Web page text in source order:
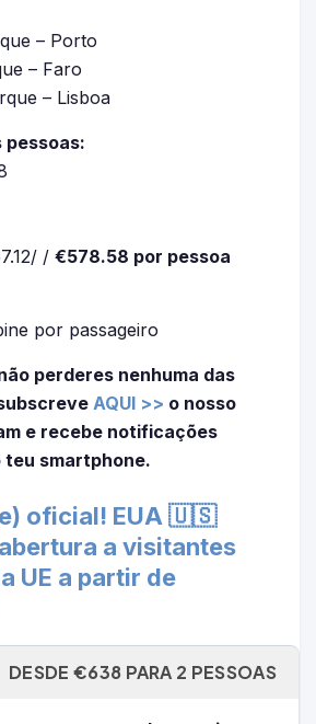
– Porto
– Faro
– Lisboa
pessoas:
/ €578.58 por pessoa
por passageiro
perderes nenhuma das
AQUI >> o nosso
e recebe notificações
smartphone.
oficial! EUA 🇺🇸
a visitantes
UE a partir de
DESDE €638 PARA 2 PESSOAS